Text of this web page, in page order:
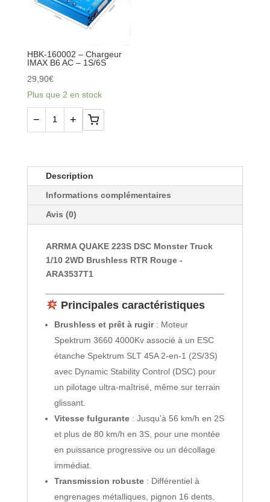
11.1V
6200mAh
EC5
Hardcase
HBK-160002 – Chargeur
IMAX B6 AC – 1S/6S
29,90€
Plus que 2 en stock
160002
Chargeur
− +
Description
Informations complémentaires
Avis (0)
ARRMA QUAKE 223S DSC Monster Truck
1/10 2WD Brushless RTR Rouge -
ARA3537T1
Principales caractéristiques
Brushless et prêt à rugir: Moteur
Spektrum 3660 4000Kv associé à un ESC
étanche Spektrum SLT 45A 2-en-1 (2S/3S)
avec Dynamic Stability Control (DSC) pour
un pilotage ultra-maîtrisé, même sur terrain
glissant.
Vitesse fulgurante: Jusqu’à 56 km/h en 2S
et plus de 80 km/h en 3S, pour une montée
en puissance progressive ou un décollage
immédiat.
Transmission robuste: Différentiel à
engrenages métalliques, pignon 16 dents,